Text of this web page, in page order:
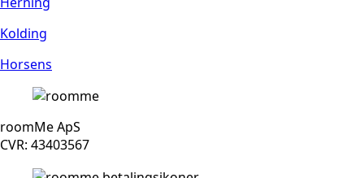
Kolding
Horsens
roomMe ApS
CVR: 43403567